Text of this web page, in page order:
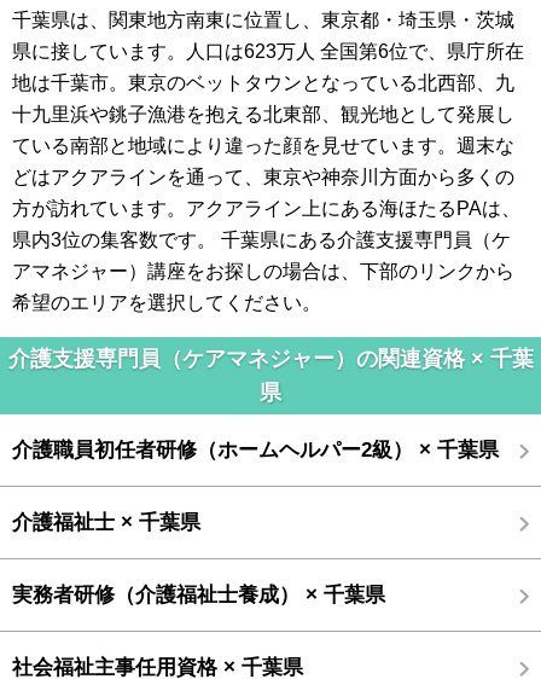
千葉県は、関東地方南東に位置し、東京都・埼玉県・茨城
県に接しています。人口は623万人 全国第6位で、県庁所在
地は千葉市。東京のベットタウンとなっている北西部、九
十九里浜や銚子漁港を抱える北東部、観光地として発展し
ている南部と地域により違った顔を見せています。週末な
どはアクアラインを通って、東京や神奈川方面から多くの
方が訪れています。アクアライン上にある海ほたるPAは、
県内3位の集客数です。 千葉県にある介護支援専門員（ケ
アマネジャー）講座をお探しの場合は、下部のリンクから
希望のエリアを選択してください。
介護支援専門員（ケアマネジャー）の関連資格 × 千葉
県
介護職員初任者研修（ホームヘルパー2級） × 千葉県
介護福祉士 × 千葉県
実務者研修（介護福祉士養成） × 千葉県
社会福祉主事任用資格 × 千葉県